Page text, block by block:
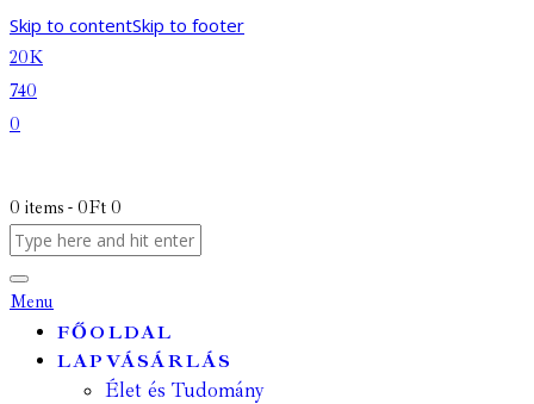
Skip to contentSkip to footer
20K
740
0
0 items - 0Ft 0
Menu
FŐOLDAL
LAPVÁSÁRLÁS
Élet és Tudomány